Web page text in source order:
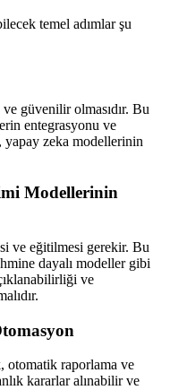
temel adımlar şu
güvenilir olmasıdır. Bu
entegrasyonu ve
yapay zeka modellerinin
Modellerinin
ve eğitilmesi gerekir. Bu
dayalı modeller gibi
ve
otomatik raporlama ve
kararlar alınabilir ve